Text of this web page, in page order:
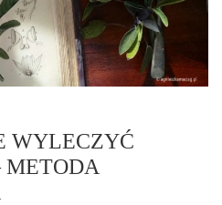
WYLECZYĆ
METODA